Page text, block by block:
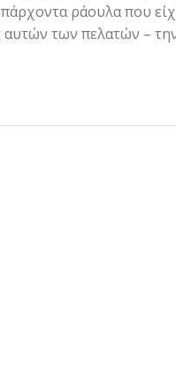
ράουλα που
αυτών των πελατών –